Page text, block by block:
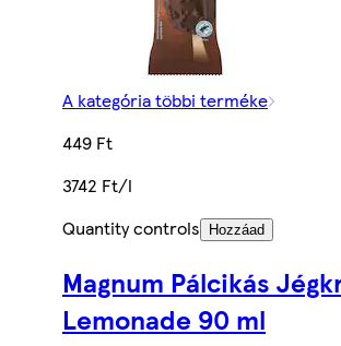
A kategória többi terméke
449 Ft
3742 Ft/l
Quantity controls
Hozzáad
Magnum Pálcikás
Lemonade 90 ml